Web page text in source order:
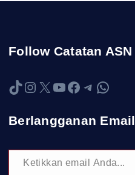
Follow Catatan ASN
TikTok Instagram X YouTube Facebook Telegram WhatsApp
Berlangganan Email
Ketikkan email Anda...